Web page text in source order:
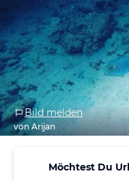
Bild melden
von Arijan
Möchtest Du